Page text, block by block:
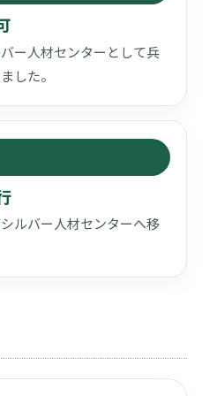
ー人材センターとして兵
した。
ルバー人材センターへ移